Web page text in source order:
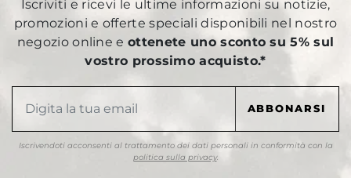
Iscriviti e ricevi le ultime informazioni su notizie,
promozioni e offerte speciali disponibili nel nostro
negozio online eottenete uno sconto su 5% sul
vostro prossimo acquisto.*
Iscrivendoti acconsenti al trattamento dei dati personali in conformità con la
politica sulla privacy.